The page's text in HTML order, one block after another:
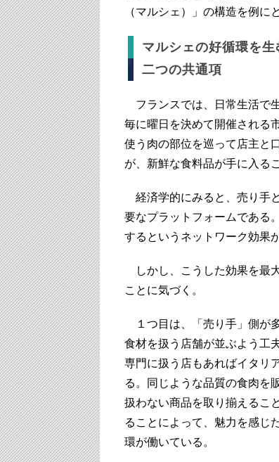
（マルシェ）」の構造を例に
マルシェの好循環を生
二つの共通項
フランスでは、日常生活で
毎に曜日を決めて開催される
使う肉の部位を巡って店主と
が、新鮮な食料品が手に入る
経済学的にみると、売り手
要なプラットフォームである
するというネットワーク効果
しかし、こうした効果を最
ことに気づく。
１つ目は、「売り手」側が
食材を扱う店舗が並ぶよう工
専門に扱う店もあればイタリ
る。同じような品質の食肉を
扱わない商品を取り揃えるこ
ることによって、魅力を感じ
環が働いている。